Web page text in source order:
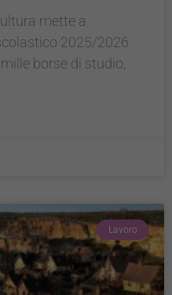
mette a
2025/2026
borse di studio,
Lavoro